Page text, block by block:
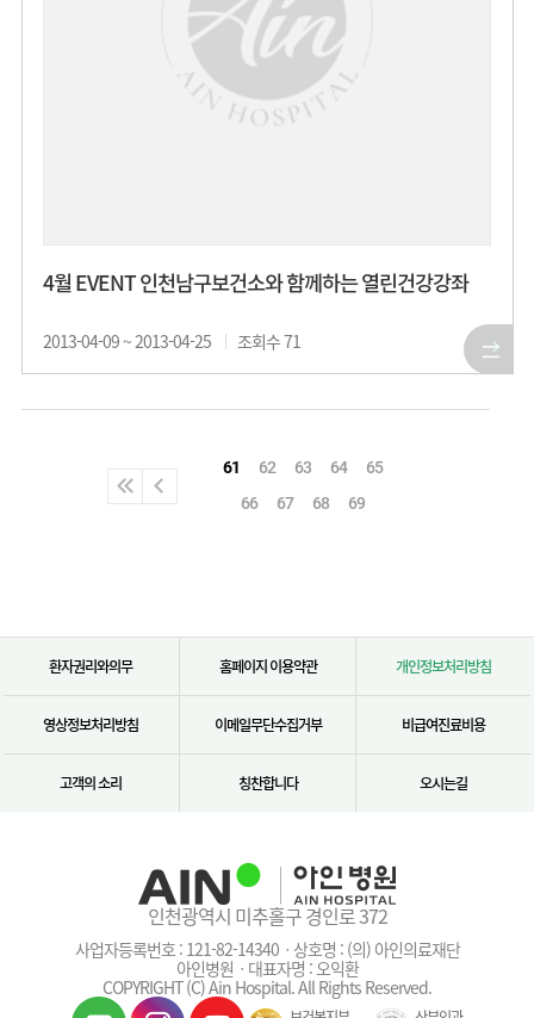
4월 EVENT 인천남구보건소와 함께하는 열린건강강좌
2013-04-09 ~ 2013-04-25 조회수71
61 62 63 64
65
66
67 68 69
환자권리와의무 홈페이지 이용약관 개인정보처리방침
영상정보처리방침 이메일무단수집거부 비급여진료비용
고객의 소리 칭찬합니다 오시는길
인천광역시 미추홀구 경인로 372
사업자등록번호 : 121-82-14340ㆍ상호명 : (의) 아인의료재단
아인병원ㆍ대표자명 : 오익환
COPYRIGHT (C) Ain Hospital. All Rights Reserved.